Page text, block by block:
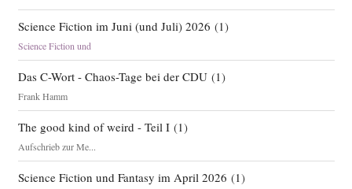
Science Fiction im Juni (und Juli) 2026 (1)
Science Fiction und
Das C-Wort - Chaos-Tage bei der CDU(1)
Frank Hamm
The good kind of weird - Teil I(1)
Aufschrieb zur Me...
Science Fiction und Fantasy im April 2026 (1)